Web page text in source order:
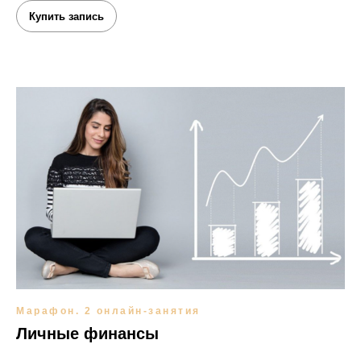
Купить запись
Марафон. 2 онлайн-занятия
Личные финансы